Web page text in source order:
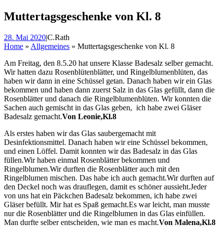
Muttertagsgeschenke von Kl. 8
28. Mai 2020|C.Rath
Home » Allgemeines » Muttertagsgeschenke von Kl. 8
Am Freitag, den 8.5.20 hat unsere Klasse Badesalz selber gemacht.
Wir hatten dazu Rosenblütenblätter, und Ringelblumenblüten, das
haben wir dann in eine Schüssel getan. Danach haben wir ein Glas
bekommen und haben dann zuerst Salz in das Glas gefüllt, dann die
Rosenblätter und danach die Ringelblumenblüten. Wir konnten die
Sachen auch gemischt in das Glas geben, ich habe zwei Gläser
Badesalz gemacht.Von Leonie,Kl.8
Als erstes haben wir das Glas saubergemacht mit
Desinfektionsmittel. Danach haben wir eine Schüssel bekommen,
und einen Löffel. Damit konnten wir das Badesalz in das Glas
füllen.Wir haben einmal Rosenblätter bekommen und
Ringelblumen.Wir durften die Rosenblätter auch mit den
Ringelblumen mischen. Das habe ich auch gemacht.Wir durften auf
den Deckel noch was drauflegen, damit es schöner aussieht.Jeder
von uns hat ein Päckchen Badesalz bekommen, ich habe zwei
Gläser befüllt. Mir hat es Spaß gemacht.Es war leicht, man musste
nur die Rosenblätter und die Ringelblumen in das Glas einfüllen.
Man durfte selber entscheiden, wie man es macht.Von Malena,Kl.8